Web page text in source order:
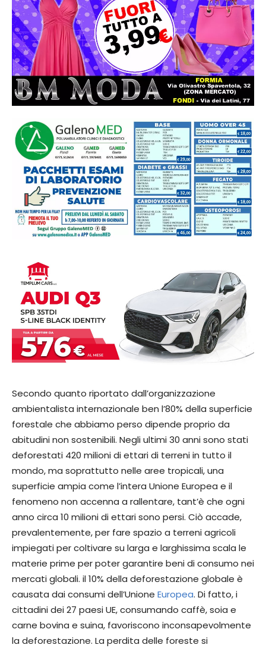
Secondo quanto riportato dall’organizzazione
ambientalista internazionale ben l’80% della superficie
forestale che abbiamo perso dipende proprio da
abitudini non sostenibili. Negli ultimi 30 anni sono stati
deforestati 420 milioni di ettari di terreni in tutto il
mondo, ma soprattutto nelle aree tropicali, una
superficie ampia come l’intera Unione Europea e il
fenomeno non accenna a rallentare, tant’è che ogni
anno circa 10 milioni di ettari sono persi. Ciò accade,
prevalentemente, per fare spazio a terreni agricoli
impiegati per coltivare su larga e larghissima scala le
materie prime per poter garantire beni di consumo nei
mercati globali. il 10% della deforestazione globale è
causata dai consumi dell’Unione Europea. Di fatto, i
cittadini dei 27 paesi UE, consumando caffè, soia e
carne bovina e suina, favoriscono inconsapevolmente
la deforestazione. La perdita delle foreste si